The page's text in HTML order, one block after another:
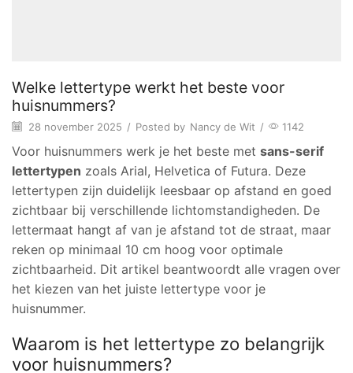
Welke lettertype werkt het beste voor
huisnummers?
28 november 2025 / Posted by Nancy de Wit / 1142
Voor huisnummers werk je het beste met sans-serif
lettertypen zoals Arial, Helvetica of Futura. Deze
lettertypen zijn duidelijk leesbaar op afstand en goed
zichtbaar bij verschillende lichtomstandigheden. De
lettermaat hangt af van je afstand tot de straat, maar
reken op minimaal 10 cm hoog voor optimale
zichtbaarheid. Dit artikel beantwoordt alle vragen over
het kiezen van het juiste lettertype voor je
huisnummer.
Waarom is het lettertype zo belangrijk
voor huisnummers?